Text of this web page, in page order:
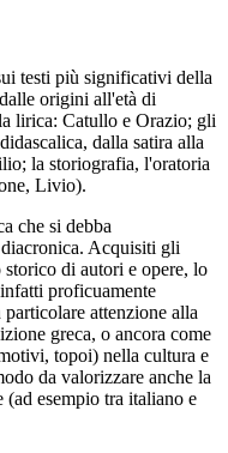
testi più significativi della
origini all'età di
lirica: Catullo e Orazio; gli
dalla satira alla
la storiografia, l'oratoria
Livio).
che si debba
diacronica. Acquisiti gli
di autori e opere, lo
proficuamente
attenzione alla
greca, o ancora come
topoi) nella cultura e
da valorizzare anche la
(ad esempio tra italiano e